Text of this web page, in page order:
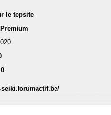
le topsite
0